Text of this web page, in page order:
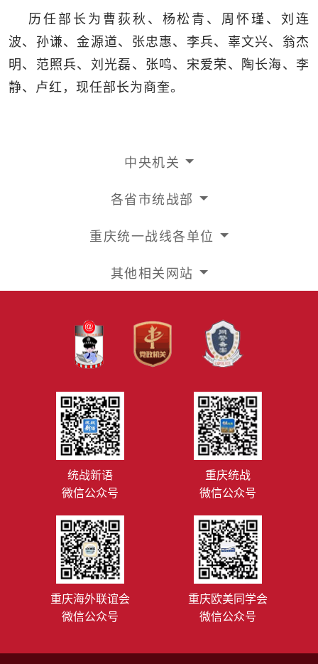
历任部长为曹荻秋、杨松青、周怀瑾、刘连
波、孙谦、金源道、张忠惠、李兵、辜文兴、翁杰
明、范照兵、刘光磊、张鸣、宋爱荣、陶长海、李
静、卢红，现任部长为商奎。
中央机关
各省市统战部
重庆统一战线各单位
其他相关网站
统战新语
微信公众号
重庆统战
微信公众号
重庆海外联谊会
微信公众号
重庆欧美同学会
微信公众号